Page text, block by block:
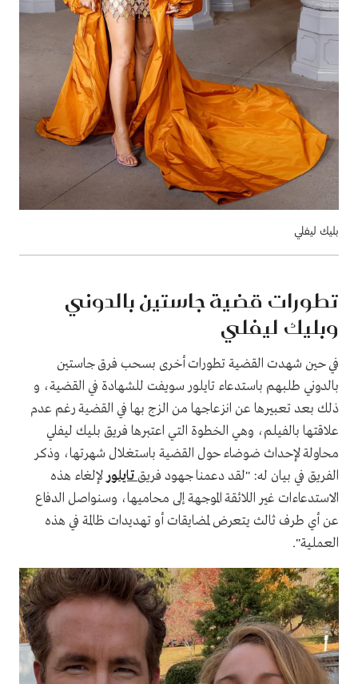
بليك ليفلي
تطورات قضية جاستين بالدوني
وبليك ليفلي
في حين شهدت القضية تطورات أخرى بسحب فرق جاستين
بالدوني طلبهم باستدعاء تايلور سويفت للشهادة في القضية، و
ذلك بعد تعبيرها عن انزعاجها من الزج بها في القضية رغم عدم
علاقتها بالفيلم، وهي الخطوة التي اعتبرها فريق بليك ليفلي
محاولة لإحداث ضوضاء حول القضية باستغلال شهرتها، وذكر
الفريق في بيان له: "لقد دعمنا جهود فريقتايلور لإلغاء هذه
الاستدعاءات غير اللائقة الموجهة إلى محاميها، وسنواصل الدفاع
عن أي طرف ثالث يتعرض لمضايقات أو تهديدات ظالمة في هذه
العملية".